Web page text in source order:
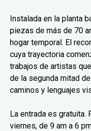
Instalada en la planta
piezas de más de 70
hogar temporal. El
cuya trayectoria
trabajos de artistas
de la segunda mitad
caminos y lenguajes
La entrada es
viernes, de 9 am a 6